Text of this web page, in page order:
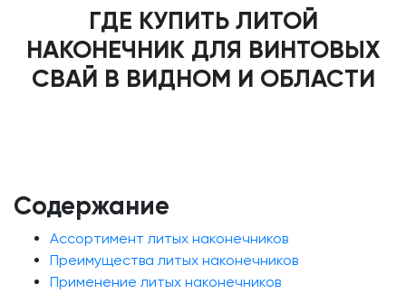
ГДЕ КУПИТЬ ЛИТОЙ
НАКОНЕЧНИК ДЛЯ ВИНТОВЫХ
СВАЙ В ВИДНОМ И ОБЛАСТИ
Содержание
Ассортимент литых наконечников
Преимущества литых наконечников
Применение литых наконечников